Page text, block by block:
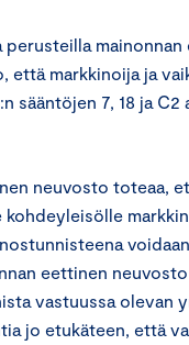
perusteilla mainonnan
että markkinoija ja
sääntöjen 7, 18 ja C2
neuvosto toteaa,
kohdeyleisölle
eettinen
vastuussa olevan
jo etukäteen, että